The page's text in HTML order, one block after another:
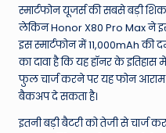
स्मार्टफोन यूजर्स की सबसे बड़ी
लेकिन Honor X80 Pro Max ने
इस स्मार्टफोन में 11,000mAh की
का दावा है कि यह हॉनर के
फुल चार्ज करने पर यह फोन आराम
बैकअप दे सकता है।
इतनी बड़ी बैटरी को तेजी से चार्ज